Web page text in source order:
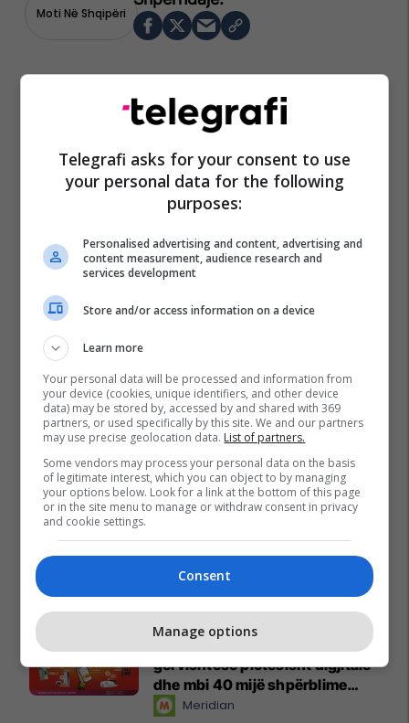
Moti Në Shqipëri
Promo Reklamo këtu
Këtë herë me kartelë
gërvishtëse plotësisht digjitale
dhe mbi 40 mijë shpërblime
instant!Meridian
Telegrafi asks for your consent to use
your personal data for the following
purposes:
Personalised advertising and content, advertising and
content measurement, audience research and
services development
Store and/or access information on a device
Learn more
Your personal data will be processed and information from
your device (cookies, unique identifiers, and other device
data) may be stored by, accessed by and shared with 369
partners, or used specifically by this site. We and our partners
may use precise geolocation data. List of partners.
Some vendors may process your personal data on the basis
of legitimate interest, which you can object to by managing
your options below. Look for a link at the bottom of this page
or in the site menu to manage or withdraw consent in privacy
and cookie settings.
Consent
Manage options